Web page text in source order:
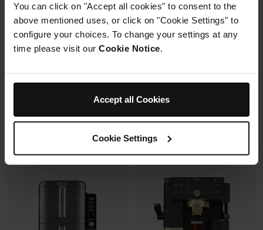
You can click on "Accept all cookies" to consent to the
above mentioned uses, or click on "Cookie Settings" to
configure your choices. To change your settings at any
time please visit our Cookie Notice.
Accept all Cookies
Cookie Settings
349,99 €
avec un même récipient.
Modulaire, compact, facile à
ranger et emporter.